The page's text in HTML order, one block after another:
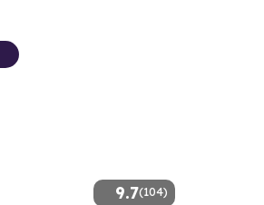
9.7(104)